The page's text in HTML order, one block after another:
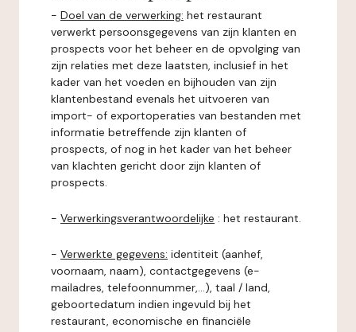
- Doel van de verwerking: het restaurant
verwerkt persoonsgegevens van zijn klanten en
prospects voor het beheer en de opvolging van
zijn relaties met deze laatsten, inclusief in het
kader van het voeden en bijhouden van zijn
klantenbestand evenals het uitvoeren van
import- of exportoperaties van bestanden met
informatie betreffende zijn klanten of
prospects, of nog in het kader van het beheer
van klachten gericht door zijn klanten of
prospects.
- Verwerkingsverantwoordelijke : het restaurant.
- Verwerkte gegevens: identiteit (aanhef,
voornaam, naam), contactgegevens (e-
mailadres, telefoonnummer,...), taal / land,
geboortedatum indien ingevuld bij het
restaurant, economische en financiële